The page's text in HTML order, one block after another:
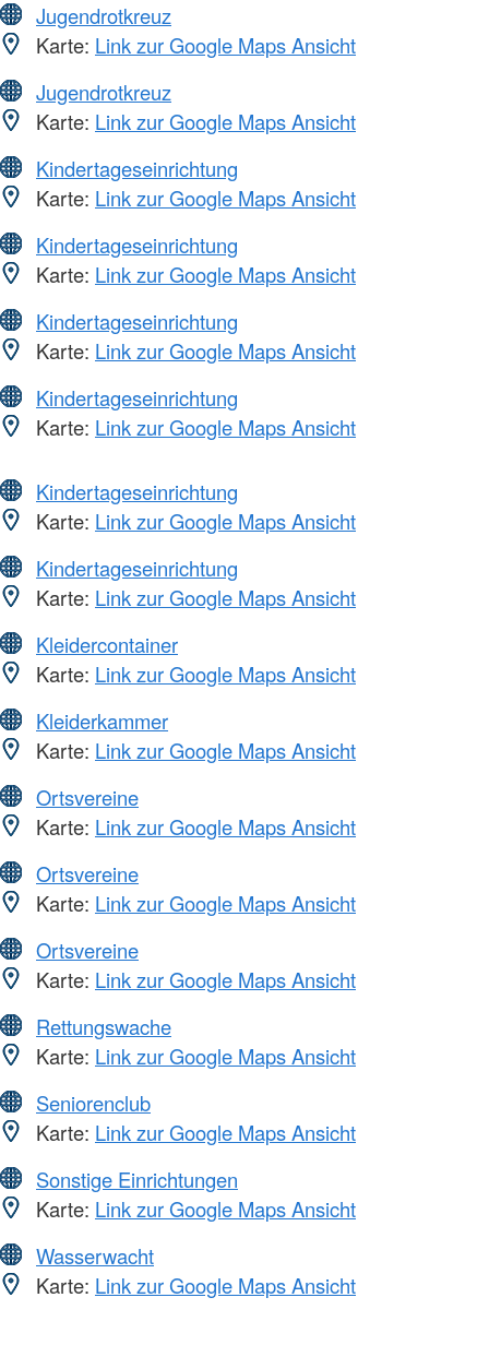
Jugendrotkreuz
Karte: Link zur Google Maps Ansicht
Jugendrotkreuz
Karte: Link zur Google Maps Ansicht
Kindertageseinrichtung
Karte: Link zur Google Maps Ansicht
Kindertageseinrichtung
Karte: Link zur Google Maps Ansicht
Kindertageseinrichtung
Karte: Link zur Google Maps Ansicht
Kindertageseinrichtung
Karte: Link zur Google Maps Ansicht
Kindertageseinrichtung
Karte: Link zur Google Maps Ansicht
Kindertageseinrichtung
Karte: Link zur Google Maps Ansicht
Kleidercontainer
Karte: Link zur Google Maps Ansicht
Kleiderkammer
Karte: Link zur Google Maps Ansicht
Ortsvereine
Karte: Link zur Google Maps Ansicht
Ortsvereine
Karte: Link zur Google Maps Ansicht
Ortsvereine
Karte: Link zur Google Maps Ansicht
Rettungswache
Karte: Link zur Google Maps Ansicht
Seniorenclub
Karte: Link zur Google Maps Ansicht
Sonstige Einrichtungen
Karte: Link zur Google Maps Ansicht
Wasserwacht
Karte: Link zur Google Maps Ansicht